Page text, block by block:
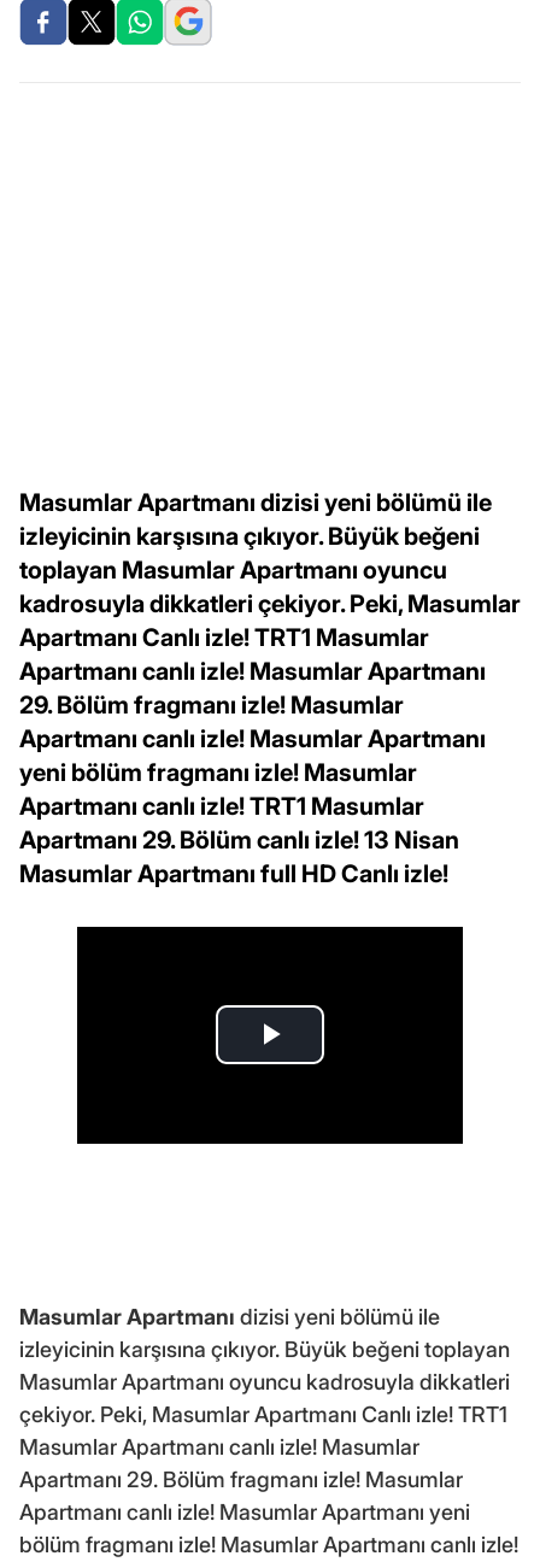
Masumlar Apartmanı dizisi yeni bölümü ile
izleyicinin karşısına çıkıyor. Büyük beğeni
toplayan Masumlar Apartmanı oyuncu
kadrosuyla dikkatleri çekiyor. Peki, Masumlar
Apartmanı Canlı izle! TRT1 Masumlar
Apartmanı canlı izle! Masumlar Apartmanı
29. Bölüm fragmanı izle! Masumlar
Apartmanı canlı izle! Masumlar Apartmanı
yeni bölüm fragmanı izle! Masumlar
Apartmanı canlı izle! TRT1 Masumlar
Apartmanı 29. Bölüm canlı izle! 13 Nisan
Masumlar Apartmanı full HD Canlı izle!
Masumlar Apartmanı dizisi yeni bölümü ile
izleyicinin karşısına çıkıyor. Büyük beğeni toplayan
Masumlar Apartmanı oyuncu kadrosuyla dikkatleri
çekiyor. Peki, Masumlar Apartmanı Canlı izle! TRT1
Masumlar Apartmanı canlı izle! Masumlar
Apartmanı 29. Bölüm fragmanı izle! Masumlar
Apartmanı canlı izle! Masumlar Apartmanı yeni
bölüm fragmanı izle! Masumlar Apartmanı canlı izle!